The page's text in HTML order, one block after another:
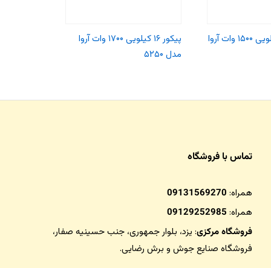
بتن کن ۴/۹ کیلویی ۱۵۰۰ وات آروا
پیکور ۱۶ کیلویی ۱۷۰۰ وات آروا
مدل ۵۲۵۰
تماس با فروشگاه
همراه: 09131569270
همراه: 09129252985
فروشگاه مرکزی: یزد، بلوار جمهوری، جنب حسینیه صفار،
فروشگاه صنایع جوش و برش رضایی.